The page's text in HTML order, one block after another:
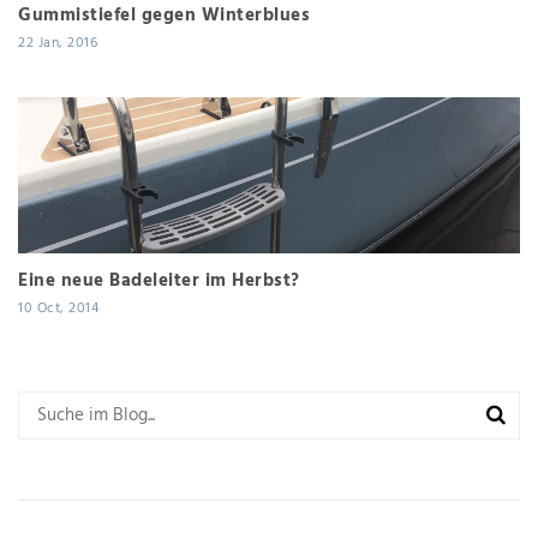
Gummistiefel gegen Winterblues
22 Jan, 2016
Eine neue Badeleiter im Herbst?
10 Oct, 2014